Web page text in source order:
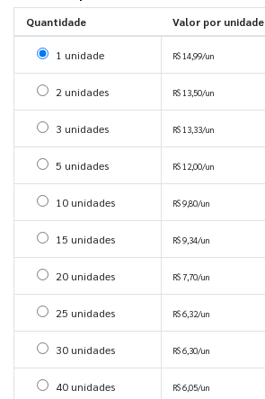
Quantidade Valor por unidade
Selecionar 1 unidade
1 unidade R$ 14,99/un
Selecionar 2 unidades
2 unidades R$ 13,50/un
Selecionar 3 unidades
3 unidades R$ 13,33/un
Selecionar 5 unidades
5 unidades R$ 12,00/un
Selecionar 10 unidades
10 unidades R$ 9,80/un
Selecionar 15 unidades
15 unidades R$ 9,34/un
Selecionar 20 unidades
20 unidades R$ 7,70/un
Selecionar 25 unidades
25 unidades R$ 6,32/un
Selecionar 30 unidades
30 unidades R$ 6,30/un
Selecionar 40 unidades
40 unidades R$ 6,05/un